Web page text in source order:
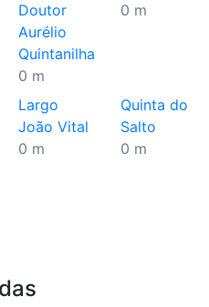
Doutor
Aurélio
Quintanilha
0 m
0 m
Largo
João Vital
0 m
Quinta do
Salto
0 m